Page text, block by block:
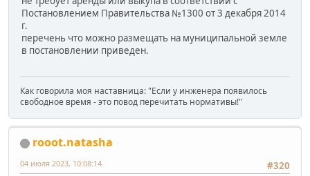
Постановлением Правительства №1300 от 3 декабря 2014
г.
перечень что можно размещать на муниципальной земле
в постановлении приведен.
Как говорила моя наставница: "Если у инженера появилось
свободное время - это повод перечитать нормативы!"
rooot.natasha
#320
04 июля 2023, 10:08:14